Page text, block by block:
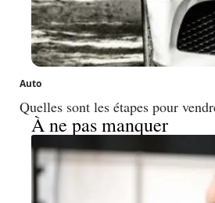
Auto
Quelles sont les étapes pour
À ne pas manquer